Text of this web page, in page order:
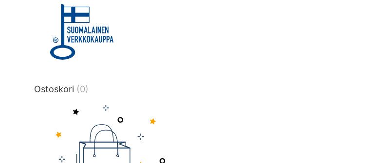
title or content.","post_type":
["product"],"ajax_loader_animation":"ripple","ajax_loader_selector":"#brxe-
tmlmvi","meta_query":
data-original-query-vars="[]" data-page="1" data-max-
Ostoskori (0)